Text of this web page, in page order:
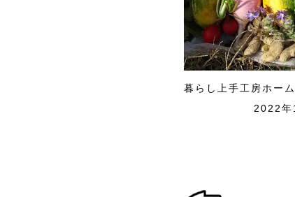
暮らし上手工房ホー
2022